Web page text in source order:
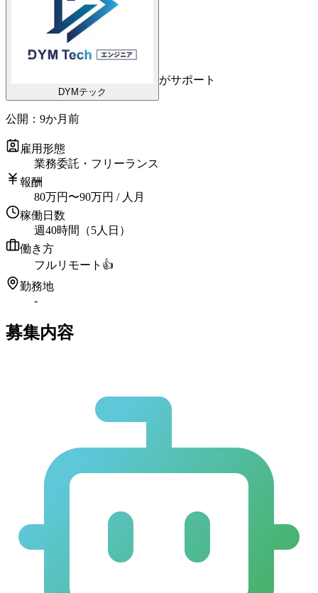
DYMテック
がサポート
公開： 9か月前
雇用形態
業務委託・フリーランス
報酬
80万円 〜90万円 / 人月
稼働日数
週40時間（5人日）
働き方
フルリモート 👍
勤務地
-
募集内容